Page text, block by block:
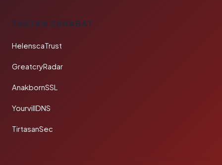
TAUTAN SAHABAT
HelenscaTrust
GreatcryRadar
AnakbornSSL
YourvillDNS
TirtasanSec